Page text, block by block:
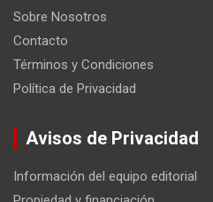
Sobre Nosotros
Contacto
Términos y Condiciones
Política de Privacidad
Avisos de Privacidad
Información del equipo editorial